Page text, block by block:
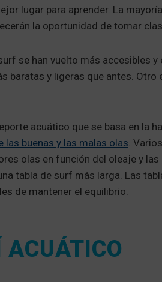
lugar para aprender. La
la oportunidad de tomar
se han vuelto más accesibles
baratas y ligeras que antes.
acuático que se basa en la
las buenas y las malas olas.
olas en función del oleaje y
tabla de surf más larga. Las
de mantener el equilibrio.
ACUÁTICO